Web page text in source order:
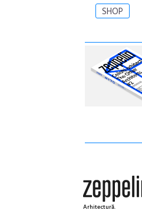
SHOP
Arhitectură.